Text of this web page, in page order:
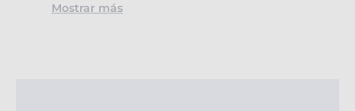
Mostrar más